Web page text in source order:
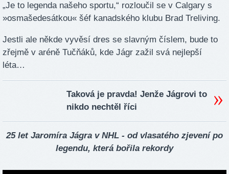
„Je to legenda našeho sportu,“ rozloučil se v Calgary s
»osmašedesátkou« šéf kanadského klubu Brad Treliving.
Jestli ale někde vyvěsí dres se slavným číslem, bude to
zřejmě v aréně Tučňáků, kde Jágr zažil svá nejlepší
léta…
Taková je pravda! Jenže Jágrovi to
nikdo nechtěl říci
25 let Jaromíra Jágra v NHL - od vlasatého zjevení po
legendu, která bořila rekordy